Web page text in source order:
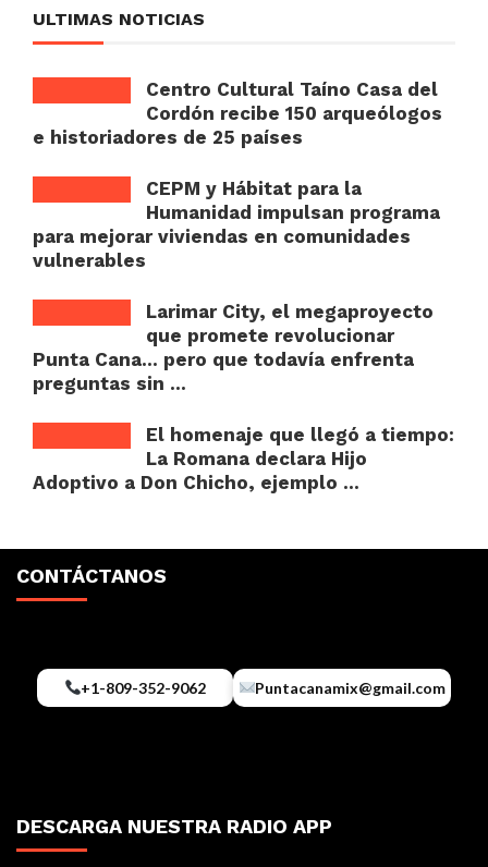
ULTIMAS NOTICIAS
Centro Cultural Taíno Casa del
Cordón recibe 150 arqueólogos
e historiadores de 25 países
CEPM y Hábitat para la
Humanidad impulsan programa
para mejorar viviendas en comunidades
vulnerables
Larimar City, el megaproyecto
que promete revolucionar
Punta Cana… pero que todavía enfrenta
preguntas sin ...
El homenaje que llegó a tiempo:
La Romana declara Hijo
Adoptivo a Don Chicho, ejemplo ...
CONTÁCTANOS
+1-809-352-9062 Puntacanamix@gmail.com
DESCARGA NUESTRA RADIO APP